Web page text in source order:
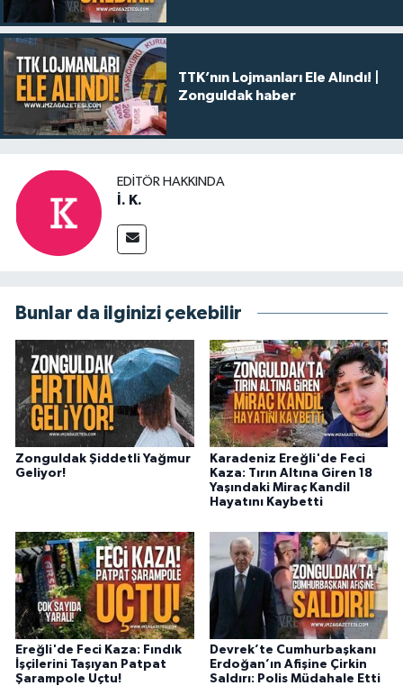
TTK’nın Lojmanları Ele Alındı! |
Zonguldak haber
EDITÖR HAKKINDA
İ. K.
Bunlar da ilginizi çekebilir
Zonguldak Şiddetli Yağmur
Geliyor!
Karadeniz Ereğli'de Feci
Kaza: Tırın Altına Giren 18
Yaşındaki Miraç Kandil
Hayatını Kaybetti
Ereğli'de Feci Kaza: Fındık
İşçilerini Taşıyan Patpat
Şarampole Uçtu!
Devrek’te Cumhurbaşkanı
Erdoğan’ın Afişine Çirkin
Saldırı: Polis Müdahale Etti